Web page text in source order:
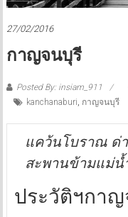
27/02/2016
กาญจนบุรี
Posted By: insiam_911
kanchanaburi, กาญจนบุรี
แคว้นโบราณ ด่
สะพานข้ามแม่น้
ประวัติฯกา